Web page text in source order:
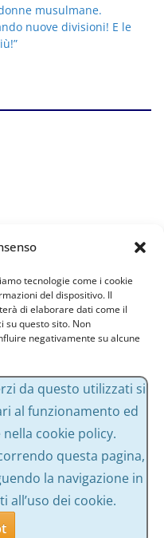
tecnologie come i cookie
del dispositivo. Il
di elaborare dati come il
su questo sito. Non
negativamente su alcune
musulmane.
nuove divisioni! E le
. Tutti i diritti riservati.
Powered by
da questo utilizzati si
al funzionamento ed
cookie policy.
questa pagina,
la navigazione in
all’uso dei cookie.